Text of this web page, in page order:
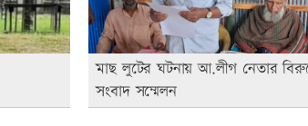
মাছ লুটের ঘটনায় আ.লীগ নেতার
সংবাদ সম্মেলন